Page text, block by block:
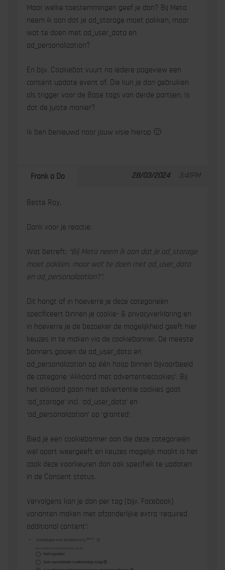
Maar welke toestemmingen geef je dan? Bij Meta
neem ik aan dat je ad_storage moet pakken, maar
wat te doen met ad_user_data en
ad_personalization?
En bijv. Cookiebot vuurt na iedere pageview een
consent update event af. Die kun je dan gebruiken
als trigger voor de Base tags van derde partijen. Is
dat de juiste manier?
Ik ben benieuwd naar jouw visie hierop 🙂
Frank a Do 28/03/2024 3:41PM
Beste Roy,
Dank voor je reactie.
Wat betreft: “Bij Meta neem ik aan dat je ad_storage
moet pakken, maar wat te doen met ad_user_data
en ad_personalization?”.
Dit hangt af in hoeverre je deze categorieën
specificeert binnen je cookie- & privacyverklaring en
in hoeverre je de bezoeker de mogelijkheid geeft hier
keuzes in te maken via de cookiebanner. De meeste
banners gooien de ad_user_data en
ad_personalization op één hoop binnen bijvoorbeeld
de categorie ‘Akkoord met advertentiecookies’. Bij
het akkoord gaan met advertentie cookies gaat
‘ad_storage’ incl. ‘ad_user_data’ en
‘ad_personalization’ op ‘granted’.
Bied je een cookiebanner aan die deze categorieën
wel apart weergeeft en keuzes mogelijk maakt is het
zaak deze voorkeuren dan ook specifiek te updaten
in de Consent status.
Vervolgens kan je dan per tag (bijv. Facebook)
varianten maken met afzonderlijke extra ‘required
additional content’: